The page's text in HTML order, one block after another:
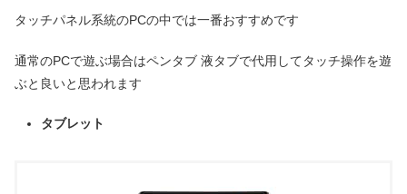
タッチパネル系統のPCの中では一番おすすめです
通常のPCで遊ぶ場合はペンタブ 液タブで代用してタッチ操作を遊
ぶと良いと思われます
タブレット